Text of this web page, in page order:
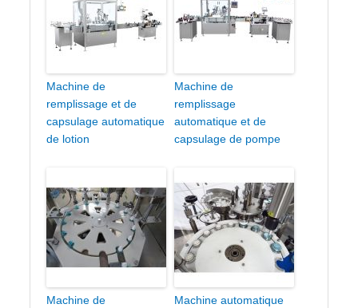
Machine de
remplissage et de
capsulage automatique
de lotion
Machine de
remplissage
automatique et de
capsulage de pompe
Machine de
Machine automatique